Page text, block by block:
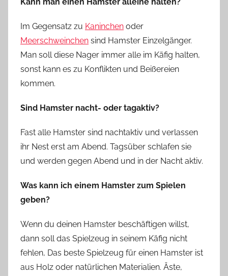
Kann man einen Hamster alleine halten?
Im Gegensatz zu Kaninchen oder
Meerschweinchen sind Hamster Einzelgänger.
Man soll diese Nager immer alle im Käfig halten,
sonst kann es zu Konflikten und Beißereien
kommen.
Sind Hamster nacht- oder tagaktiv?
Fast alle Hamster sind nachtaktiv und verlassen
ihr Nest erst am Abend. Tagsüber schlafen sie
und werden gegen Abend und in der Nacht aktiv.
Was kann ich einem Hamster zum Spielen
geben?
Wenn du deinen Hamster beschäftigen willst,
dann soll das Spielzeug in seinem Käfig nicht
fehlen, Das beste Spielzeug für einen Hamster ist
aus Holz oder natürlichen Materialien. Äste,